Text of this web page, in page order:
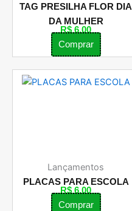
TAG PRESILHA FLOR DIA
DA MULHER
R$ 6,00
Comprar
Lançamentos
PLACAS PARA ESCOLA
R$ 6,00
Comprar